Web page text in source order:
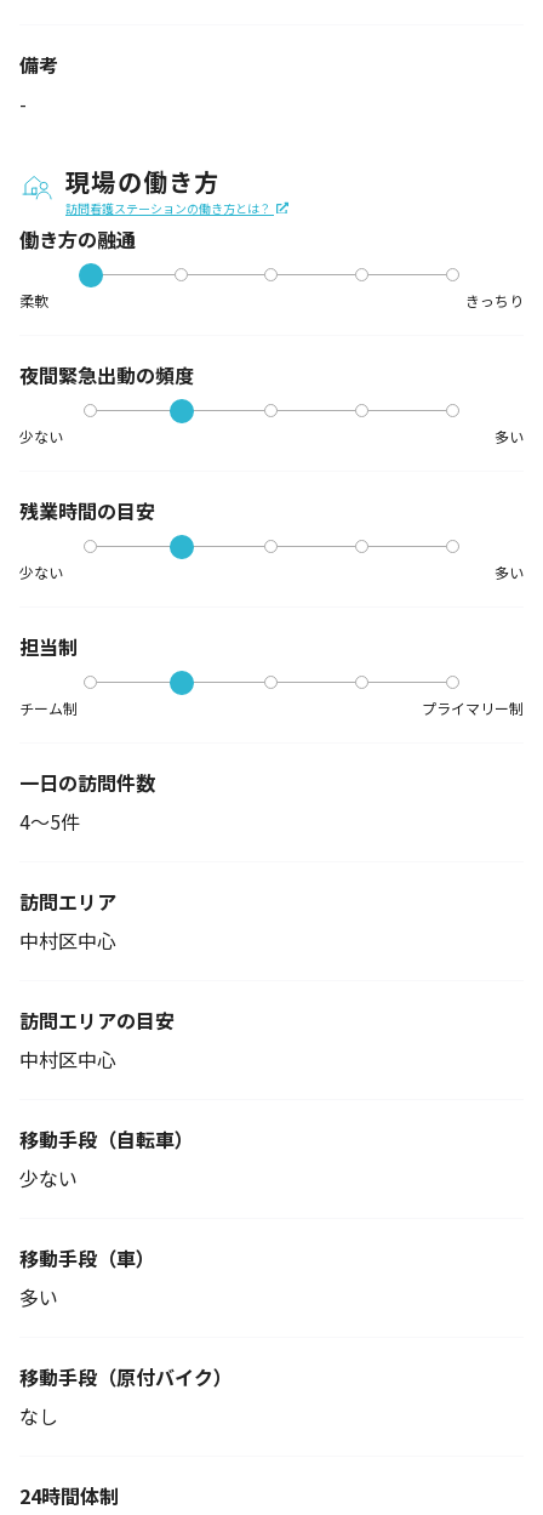
備考
-
現場の働き方
訪問看護ステーションの働き方とは？
働き方の融通
柔軟 きっちり
夜間緊急出動の頻度
少ない 多い
残業時間の目安
少ない 多い
担当制
チーム制 プライマリー制
一日の訪問件数
4～5件
訪問エリア
中村区中心
訪問エリアの目安
中村区中心
移動手段 （自転車）
少ない
移動手段（車）
多い
移動手段 （原付バイク）
なし
24時間体制